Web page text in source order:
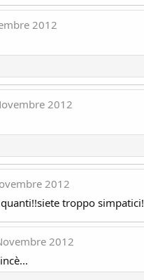
2012
2012
2012
troppo simpatici!
2012